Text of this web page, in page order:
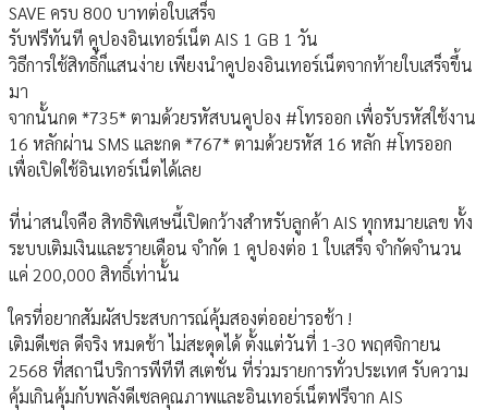
SAVE ครบ 800 บาทต่อใบเสร็จ
รับฟรีทันที คูปองอินเทอร์เน็ต AIS 1 GB 1 วัน
วิธีการใช้สิทธิ์ก็แสนง่าย เพียงนำคูปองอินเทอร์เน็ตจากท้ายใบเสร็จขึ้น
มา
จากนั้นกด *735* ตามด้วยรหัสบนคูปอง #โทรออก เพื่อรับรหัสใช้งาน
16 หลักผ่าน SMS และกด *767* ตามด้วยรหัส 16 หลัก #โทรออก
เพื่อเปิดใช้อินเทอร์เน็ตได้เลย
ที่น่าสนใจคือ สิทธิพิเศษนี้เปิดกว้างสำหรับลูกค้า AIS ทุกหมายเลข ทั้ง
ระบบเติมเงินและรายเดือน จำกัด 1 คูปองต่อ 1 ใบเสร็จ จำกัดจำนวน
แค่ 200,000 สิทธิ์เท่านั้น
ใครที่อยากสัมผัสประสบการณ์คุ้มสองต่ออย่ารอช้า !
เติมดีเซล ดีจริง หมดช้า ไม่สะดุดได้ ตั้งแต่วันที่ 1-30 พฤศจิกายน
2568 ที่สถานีบริการพีทีที สเตชั่น ที่ร่วมรายการทั่วประเทศ รับความ
คุ้มเกินคุ้มกับพลังดีเซลคุณภาพและอินเทอร์เน็ตฟรีจาก AIS